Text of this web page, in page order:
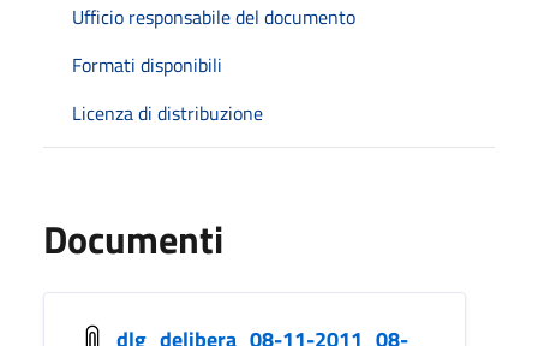
Ufficio responsabile del documento
Formati disponibili
Licenza di distribuzione
Documenti
dlg_delibera_08-11-2011_08-